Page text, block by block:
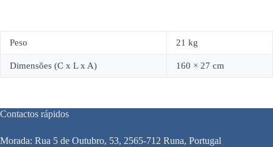
Peso 21 kg
Dimensões (C x L x A) 160 × 27 cm
Contactos rápidos
Morada: Rua 5 de Outubro, 53, 2565-712 Runa, Portugal